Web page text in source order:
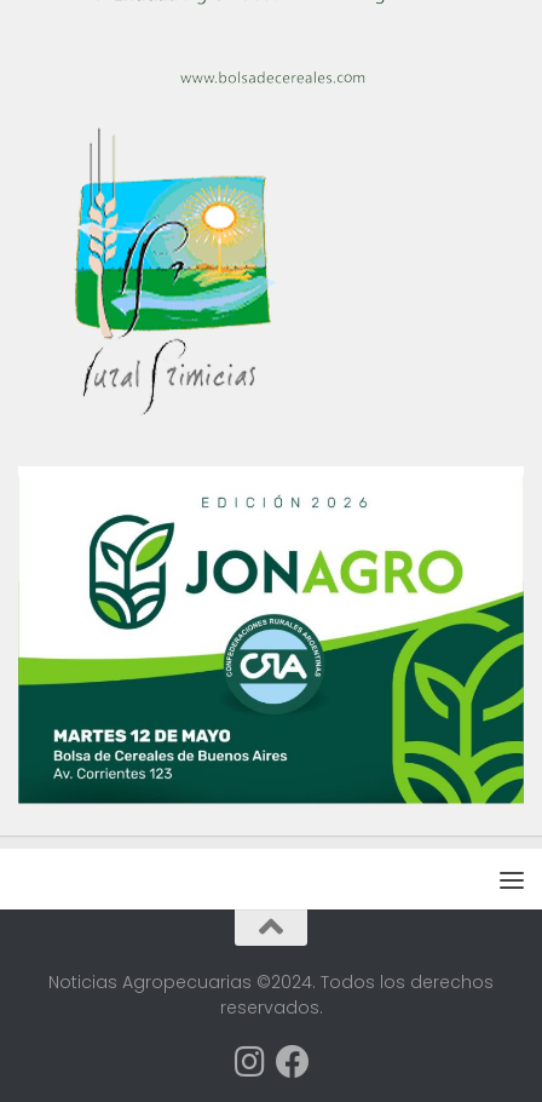
Noticias Agropecuarias ©2024. Todos los derechos
reservados.